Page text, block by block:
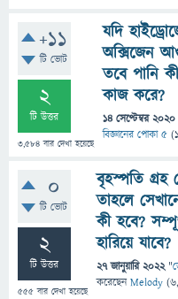
+11
টি ভোট
2
টি উত্তর
3,584 বার দেখা হয়েছে
যদি
অক্সিজেন
তবে পানি
কাজ করে?
14 সেপ্টেম্বর 2020
বিজ্ঞানের পোকা ৫ (
0
টি ভোট
2
টি উত্তর
555 বার দেখা হয়েছে
বৃহস্পতি গ্রহ
তাহলে
কী হবে?
হারিয়ে যাবে?
27 জানুয়ারি 2022 "
করেছেনMelody (